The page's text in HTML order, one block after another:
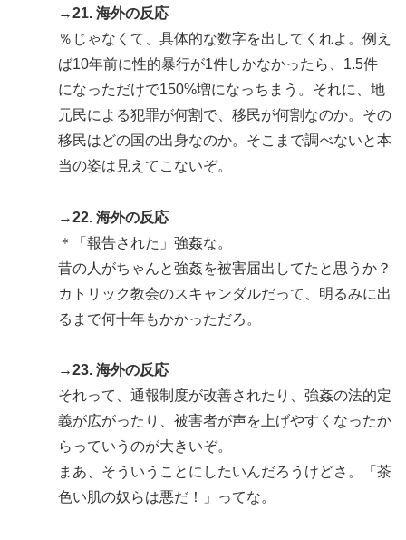
→21. 海外の反応
％じゃなくて、具体的な数字を出してくれよ。例え
ば10年前に性的暴行が1件しかなかったら、1.5件
になっただけで150%増になっちまう。それに、地
元民による犯罪が何割で、移民が何割なのか。その
移民はどの国の出身なのか。そこまで調べないと本
当の姿は見えてこないぞ。
→22. 海外の反応
＊「報告された」強姦な。
昔の人がちゃんと強姦を被害届出してたと思うか？
カトリック教会のスキャンダルだって、明るみに出
るまで何十年もかかっただろ。
→23. 海外の反応
それって、通報制度が改善されたり、強姦の法的定
義が広がったり、被害者が声を上げやすくなったか
らっていうのが大きいぞ。
まあ、そういうことにしたいんだろうけどさ。「茶
色い肌の奴らは悪だ！」ってな。